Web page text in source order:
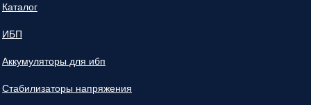
Каталог
ИБП
Аккумуляторы для ибп
Стабилизаторы напряжения